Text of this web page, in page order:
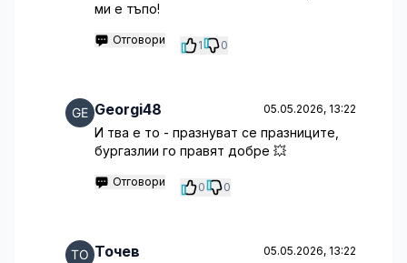
ми е тъпо!
Отговори 1 0
Georgi48 05.05.2026, 13:22
И тва е то - празнуват се празниците,
бургазлии го правят добре 💥
Отговори 0 0
Точев 05.05.2026, 13:22